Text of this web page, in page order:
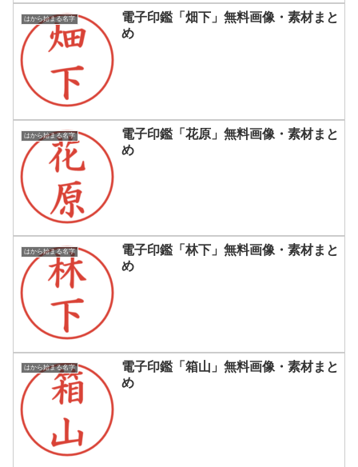
はから始まる名字
電子印鑑「畑下」無料画像・素材まと
め
はから始まる名字
電子印鑑「花原」無料画像・素材まと
め
はから始まる名字
電子印鑑「林下」無料画像・素材まと
め
はから始まる名字
電子印鑑「箱山」無料画像・素材まと
め